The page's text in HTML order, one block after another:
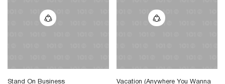
Stand On Business
Vacation (Anywhere You Wanna